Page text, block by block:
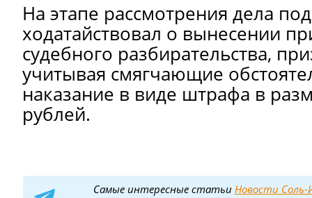
На этапе рассмотрения дела
ходатайствовал о вынесении
судебного разбирательства,
учитывая смягчающие
наказание в виде штрафа в
рублей.
Самые интересные статьи Новости Соль-